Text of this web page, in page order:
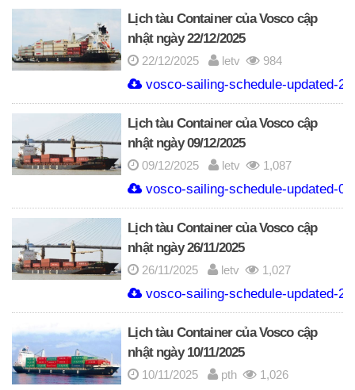
Lịch tàu Container của Vosco cập
nhật ngày 22/12/2025
22/12/2025 letv 984
vosco-sailing-schedule-updated-
Lịch tàu Container của Vosco cập
nhật ngày 09/12/2025
09/12/2025 letv 1,087
vosco-sailing-schedule-updated-
Lịch tàu Container của Vosco cập
nhật ngày 26/11/2025
26/11/2025 letv 1,027
vosco-sailing-schedule-updated-
Lịch tàu Container của Vosco cập
nhật ngày 10/11/2025
10/11/2025 pth 1,026